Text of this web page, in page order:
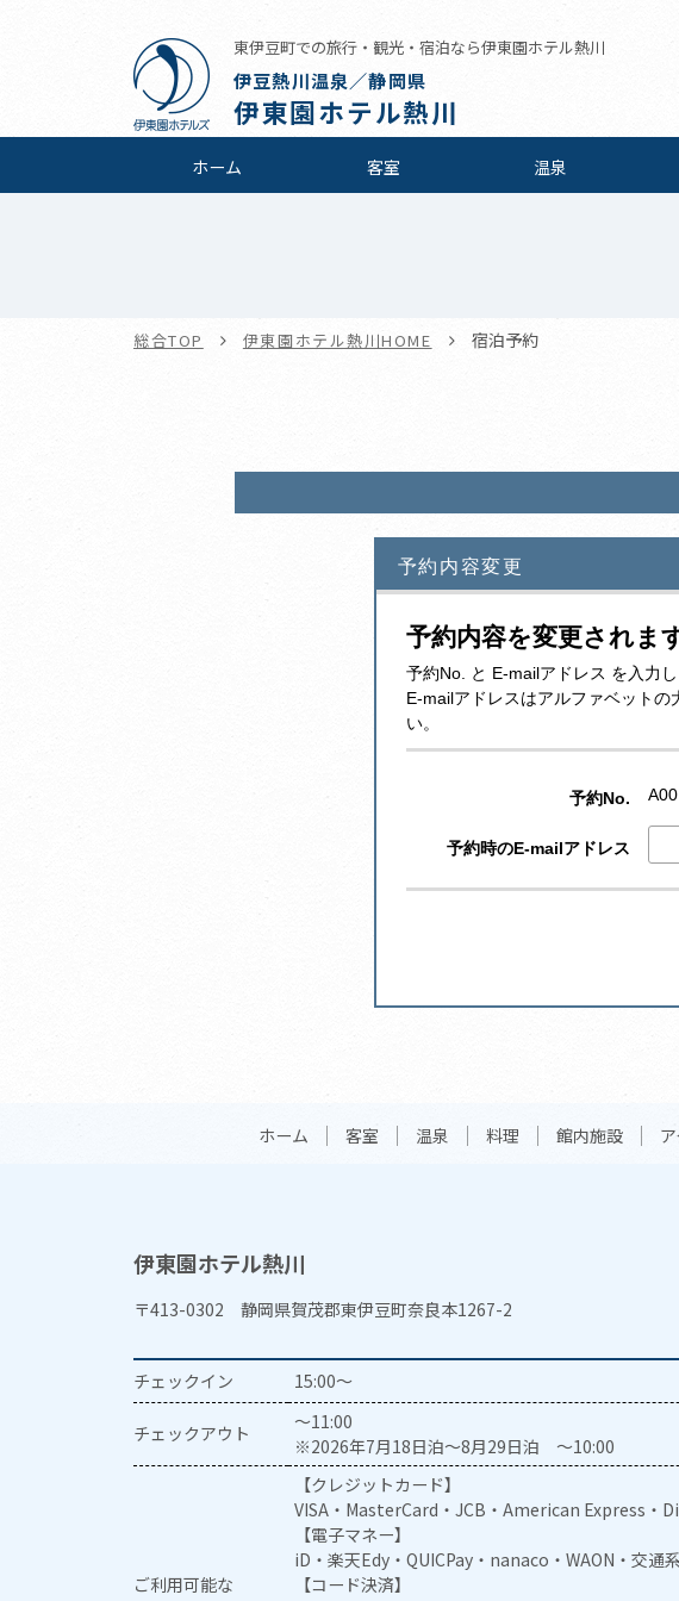
東伊豆町での旅行・観光・宿泊なら伊東園ホテル熱川
伊豆熱川温泉／静岡県
伊東園ホテル熱川
ホーム 客室 温泉
総合TOP 伊東園ホテル熱川HOME 宿泊予約
予約内容変更
予約内容を変更されま
予約No. と E-mailアドレス を入力
E-mailアドレスはアルファベット
い。
予約No. A00
予約時のE-mailアドレス
ホーム 客室 温泉 料理 館内施設
伊東園ホテル熱川
〒413-0302 静岡県賀茂郡東伊豆町奈良本1267-2
チェックイン 15:00～
チェックアウト
～11:00
※2026年7月18日泊～8月29日泊 ～10:00
ご利用可能な
【クレジットカード】
VISA・MasterCard・JCB・American Express・
【電子マネー】
iD・楽天Edy・QUICPay・nanaco・WAON・交通
【コード決済】